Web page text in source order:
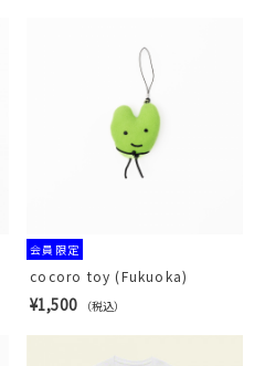
会員限定
cocoro toy (Fukuoka)
¥1,500 （税込）